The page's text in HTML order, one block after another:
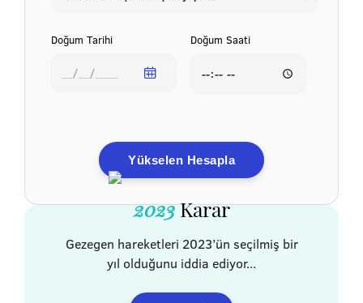
Doğum Tarihi Doğum Saati
Yükselen Hesapla
2023Karar
Gezegen hareketleri 2023’ün seçilmiş bir
yıl olduğunu iddia ediyor...